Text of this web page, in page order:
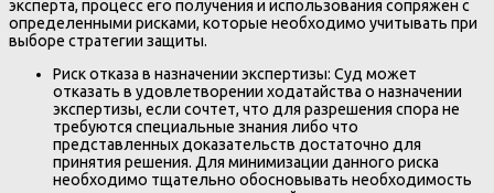
эксперта, процесс его получения и использования сопряжен с
определенными рисками, которые необходимо учитывать при
выборе стратегии защиты.
Риск отказа в назначении экспертизы: Суд может
отказать в удовлетворении ходатайства о назначении
экспертизы, если сочтет, что для разрешения спора не
требуются специальные знания либо что
представленных доказательств достаточно для
принятия решения. Для минимизации данного риска
необходимо тщательно обосновывать необходимость